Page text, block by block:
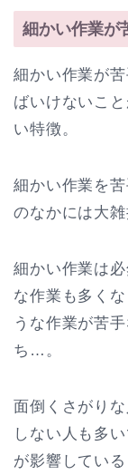
細かい作業が
細かい作業が
ばいけないこ
い特徴。
細かい作業を
のなかには大
細かい作業は
な作業も多く
うな作業が苦
ち…。
面倒くさがり
しない人も多
が影響してい